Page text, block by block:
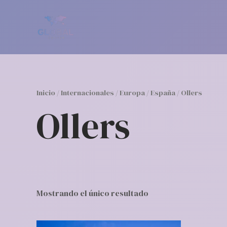
Inicio /Internacionales /Europa /España / Ollers
Ollers
Mostrando el único resultado